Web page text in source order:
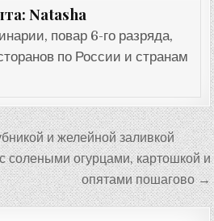
Natasha
повар 6-го разряда,
по России и странам
и желейной заливкой
солеными огурцами, картошкой и
опятами пошагово →